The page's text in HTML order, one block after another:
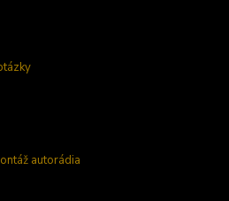
autorádia